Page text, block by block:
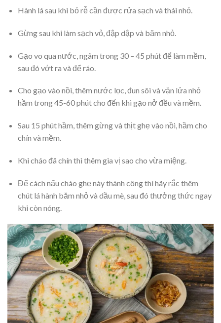
Hành lá sau khi bỏ rễ cần được rửa sạch và thái nhỏ.
Gừng sau khi làm sạch vỏ, đập dập và băm nhỏ.
Gạo vo qua nước, ngâm trong 30 – 45 phút để làm mềm,
sau đó vớt ra và để ráo.
Cho gạo vào nồi, thêm nước lọc, đun sôi và vặn lửa nhỏ
hầm trong 45-60 phút cho đến khi gạo nở đều và mềm.
Sau 15 phút hầm, thêm gừng và thịt ghẹ vào nồi, hầm cho
chín và mềm.
Khi cháo đã chín thì thêm gia vị sao cho vừa miệng.
Để cách nấu cháo ghẹ này thành công thì hãy rắc thêm
chútlá hành băm nhỏ và dầu mè, sau đó thưởng thức ngay
khi còn nóng.